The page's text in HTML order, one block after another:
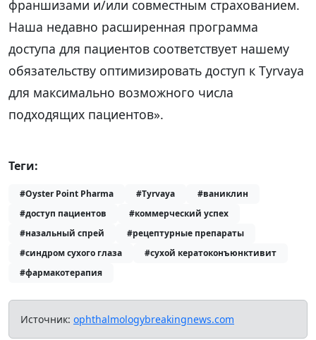
франшизами и/или совместным страхованием.
Наша недавно расширенная программа
доступа для пациентов соответствует нашему
обязательству оптимизировать доступ к Tyrvaya
для максимально возможного числа
подходящих пациентов».
Теги:
#Oyster Point Pharma #Tyrvaya
#ваниклин
#доступ пациентов
#коммерческий успех
#назальный спрей
#рецептурные препараты
#синдром сухого глаза
#сухой кератоконъюнктивит
#фармакотерапия
Источник: ophthalmologybreakingnews.com